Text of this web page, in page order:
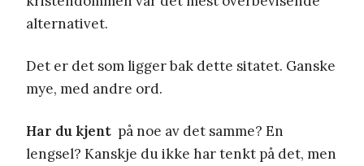
alternativet.
Det er det som ligger bak dette sitatet. Ganske
mye, med andre ord.
Har du kjent på noe av det samme? En
lengsel? Kanskje du ikke har tenkt på det, men